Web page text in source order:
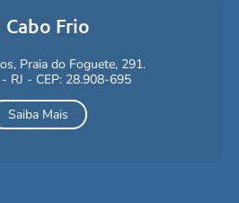
Cabo Frio
Praia do Foguete, 291.
RJ - CEP: 28.908-695
Saiba Mais